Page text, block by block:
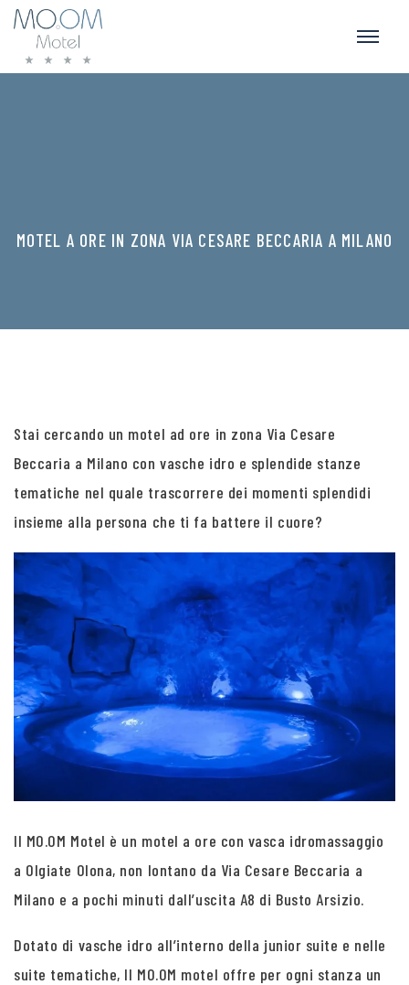
MOTEL A ORE IN ZONA VIA CESARE BECCARIA A MILANO
Stai cercando un motel ad ore in zona Via Cesare
Beccaria a Milano con vasche idro e splendide stanze
tematiche nel quale trascorrere dei momenti splendidi
insieme alla persona che ti fa battere il cuore?
Il MO.OM Motel è un motel a ore con vasca idromassaggio
a Olgiate Olona, non lontano da Via Cesare Beccaria a
Milano e a pochi minuti dall’uscita A8 di Busto Arsizio.
Dotato di vasche idro all’interno della junior suite e nelle
suite tematiche, Il MO.OM motel offre per ogni stanza un